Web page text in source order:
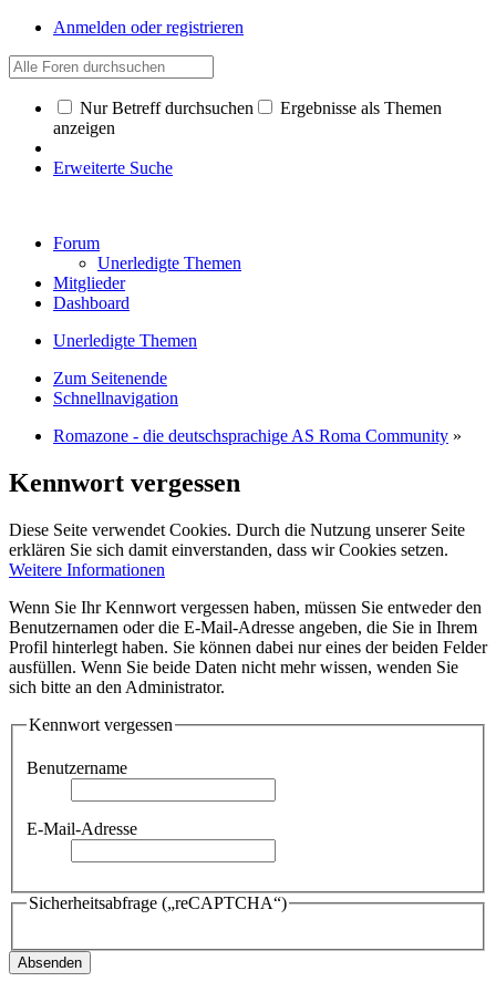
Anmelden oder registrieren
Nur Betreff durchsuchen
Ergebnisse als Themen
anzeigen
Erweiterte Suche
Forum
Unerledigte Themen
Mitglieder
Dashboard
Unerledigte Themen
Zum Seitenende
Schnellnavigation
Romazone - die deutschsprachige AS Roma Community »
Kennwort vergessen
Diese Seite verwendet Cookies. Durch die Nutzung unserer Seite
erklären Sie sich damit einverstanden, dass wir Cookies setzen.
Weitere Informationen
Wenn Sie Ihr Kennwort vergessen haben, müssen Sie entweder den
Benutzernamen oder die E-Mail-Adresse angeben, die Sie in Ihrem
Profil hinterlegt haben. Sie können dabei nur eines der beiden Felder
ausfüllen. Wenn Sie beide Daten nicht mehr wissen, wenden Sie
sich bitte an den Administrator.
Kennwort vergessen
Benutzername
E-Mail-Adresse
Sicherheitsabfrage („reCAPTCHA“)